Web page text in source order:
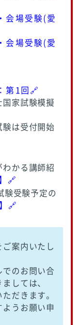
会場受験(愛
会場受験(愛
第1回🔗
家試験模擬
は受付開始
かる講師紹
🔗
験受験予定の
🔗
案内いたし
のお問い合
しては、
だきます。
うお願い申